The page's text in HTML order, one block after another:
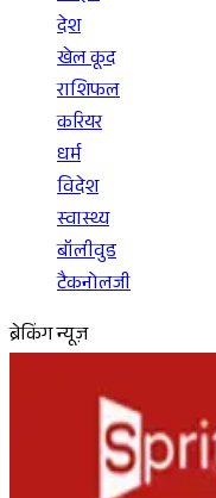
देश
खेल कूद
राशिफल
करियर
धर्म
विदेश
स्वास्थ्य
बॉलीवुड
टैकनोलजी
ब्रेकिंग न्यूज़